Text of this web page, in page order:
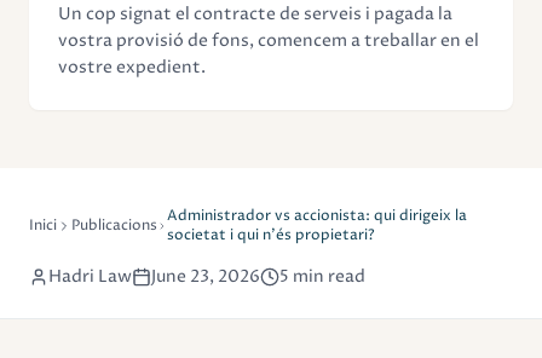
Un cop signat el contracte de serveis i pagada la
vostra provisió de fons, comencem a treballar en el
vostre expedient.
Inici Publicacions Administrador vs accionista: qui dirigeix la
societat i qui n'és propietari?
Hadri Law June 23, 2026 5 min read